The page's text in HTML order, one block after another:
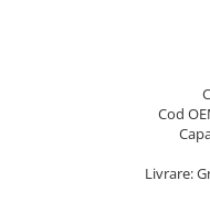
Cod
Livrare: